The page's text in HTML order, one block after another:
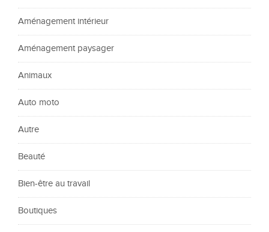
Aménagement intérieur
Aménagement paysager
Animaux
Auto moto
Autre
Beauté
Bien-être au travail
Boutiques